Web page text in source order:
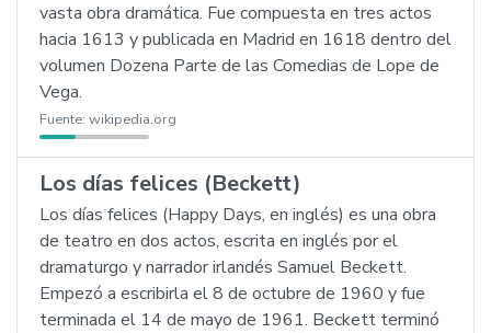
vasta obra dramática. Fue compuesta en tres actos
hacia 1613 y publicada en Madrid en 1618 dentro del
volumen Dozena Parte de las Comedias de Lope de
Vega.
Fuente: wikipedia.org
Los días felices (Beckett)
Los días felices (Happy Days, en inglés) es una obra
de teatro en dos actos, escrita en inglés por el
dramaturgo y narrador irlandés Samuel Beckett.
Empezó a escribirla el 8 de octubre de 1960 y fue
terminada el 14 de mayo de 1961. Beckett terminó